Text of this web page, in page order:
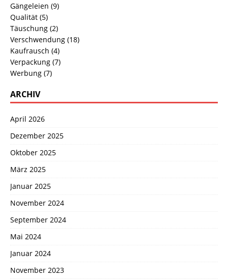
Gängeleien (9)
Qualität (5)
Täuschung (2)
Verschwendung (18)
Kaufrausch (4)
Verpackung (7)
Werbung (7)
ARCHIV
April 2026
Dezember 2025
Oktober 2025
März 2025
Januar 2025
November 2024
September 2024
Mai 2024
Januar 2024
November 2023